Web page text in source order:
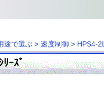
途で選ぶ >速度制御 > HPS4-2L
ﾘｰｽﾞ